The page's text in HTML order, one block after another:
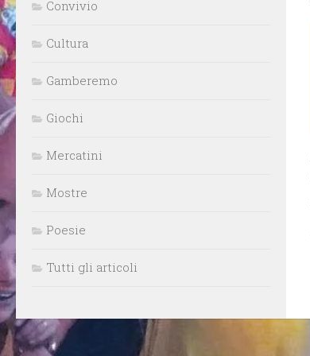
Convivio
Cultura
Gamberemo
Giochi
Mercatini
Mostre
Poesie
Tutti gli articoli